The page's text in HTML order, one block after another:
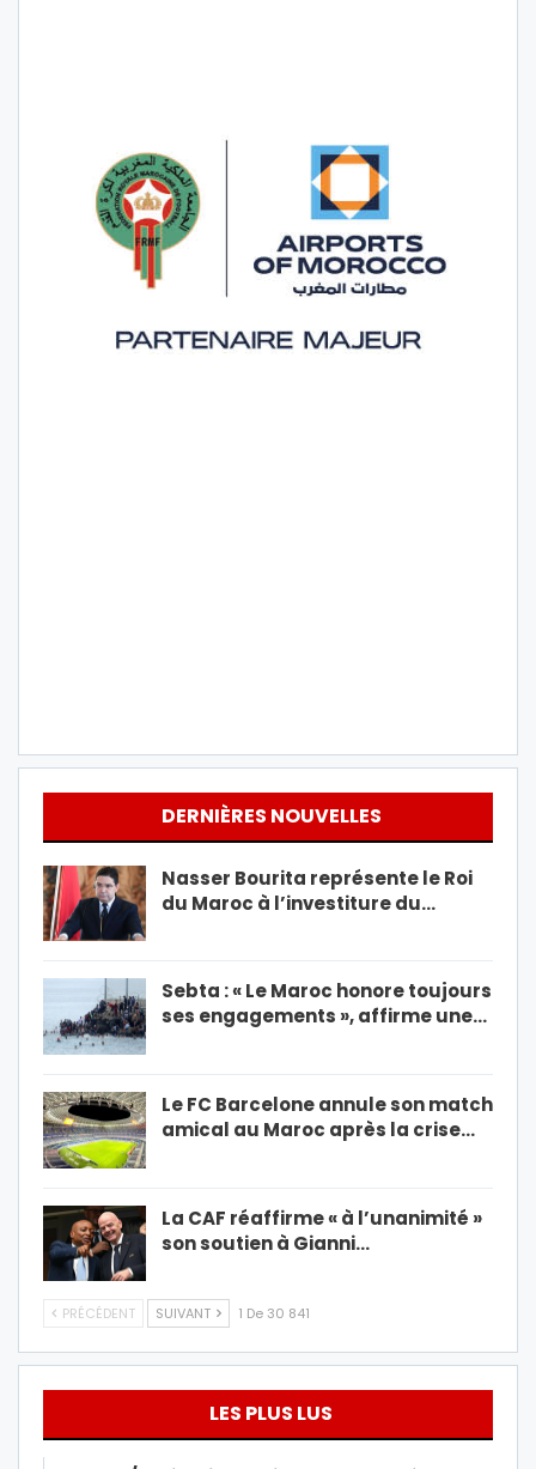
DERNIÈRES NOUVELLES
Nasser Bourita représente le Roi
du Maroc à l’investiture du…
Sebta : « Le Maroc honore toujours
ses engagements », affirme une…
Le FC Barcelone annule son match
amical au Maroc après la crise…
La CAF réaffirme « à l’unanimité »
son soutien à Gianni…
PRÉCÉDENT SUIVANT 1 De 30 841
LES PLUS LUS